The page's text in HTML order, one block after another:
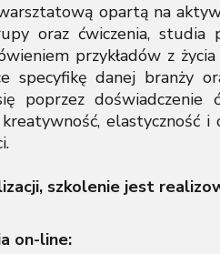
opartą na
oraz ćwiczenia, studia
przykładów z
specyfikę danej branży
poprzez
elastyczność
szkolenie jest
on-line: